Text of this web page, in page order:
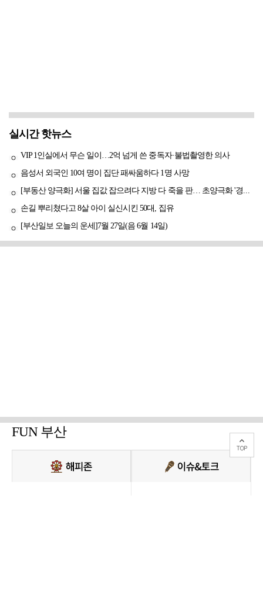
실시간 핫뉴스
VIP 1인실에서 무슨 일이…2억 넘게 쓴 중독자·불법촬영한 의사
음성서 외국인 10여 명이 집단 패싸움하다 1명 사망
[부동산 양극화] 서울 집값 잡으려다 지방 다 죽을 판… 초양극화 '경고등'
손길 뿌리쳤다고 8살 아이 실신시킨 50대, 집유
[부산일보 오늘의 운세]7월 27일(음 6월 14일)
FUN 부산